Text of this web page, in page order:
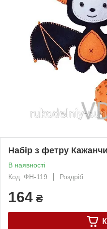
Набір з фетру
В наявності
Код: ФН-119
Роздріб
164 ₴